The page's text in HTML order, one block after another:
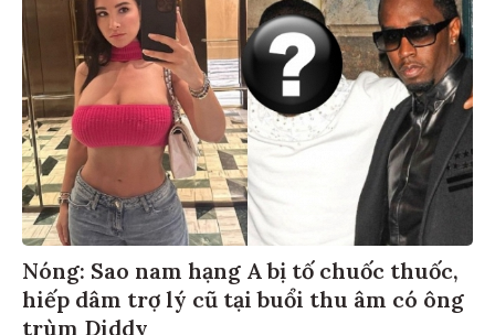
Nóng: Sao nam hạng A bị tố chuốc thuốc,
hiếp dâm trợ lý cũ tại buổi thu âm có ông
trùm Diddy